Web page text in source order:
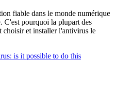
fiable dans le monde numérique
C'est pourquoi la plupart des
choisir et installer l'antivirus le